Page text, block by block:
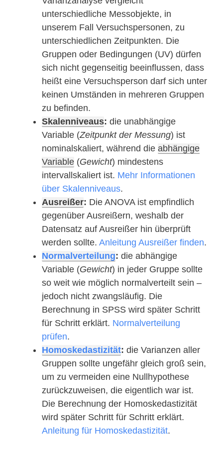
unterschiedliche Messobjekte, in
unserem Fall Versuchspersonen, zu
unterschiedlichen Zeitpunkten. Die
Gruppen oder Bedingungen (UV) dürfen
sich nicht gegenseitig beeinflussen, dass
heißt eine Versuchsperson darf sich unter
keinen Umständen in mehreren Gruppen
zu befinden.
Skalenniveaus: die unabhängige
Variable (Zeitpunkt der Messung) ist
nominalskaliert, während die abhängige
Variable (Gewicht) mindestens
intervallskaliert ist. Mehr Informationen
über Skalenniveaus.
Ausreißer: Die ANOVA ist empfindlich
gegenüber Ausreißern, weshalb der
Datensatz auf Ausreißer hin überprüft
werden sollte. Anleitung Ausreißer finden.
Normalverteilung: die abhängige
Variable (Gewicht) in jeder Gruppe sollte
so weit wie möglich normalverteilt sein –
jedoch nicht zwangsläufig. Die
Berechnung in SPSS wird später Schritt
für Schritt erklärt. Normalverteilung
prüfen.
Homoskedastizität: die Varianzen aller
Gruppen sollte ungefähr gleich groß sein,
um zu vermeiden eine Nullhypothese
zurückzuweisen, die eigentlich war ist.
Die Berechnung der Homoskedastizität
wird später Schritt für Schritt erklärt.
Anleitung für Homoskedastizität.